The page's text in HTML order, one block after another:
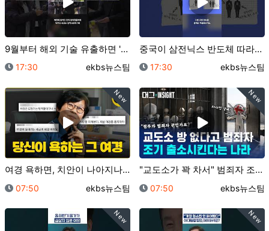
9월부터 해외 기술 유출하면 '간첩죄' 적용｜크랩
등록일
17:30 등록자
ekbs뉴스팀
중국이 삼전닉스 반도체 따라잡은 비결은…"훔쳤어요"｜크…
등록일
17:30 등록자
ekbs뉴스팀
New
여경 욕하면, 치안이 나아지나요? (바뀐 체력검사 직접…
등록일
07:50 등록자
ekbs뉴스팀
New
"교도소가 꽉 차서" 범죄자 조기 석방하는 영국? ..…
등록일
07:50 등록자
ekbs뉴스팀
New New